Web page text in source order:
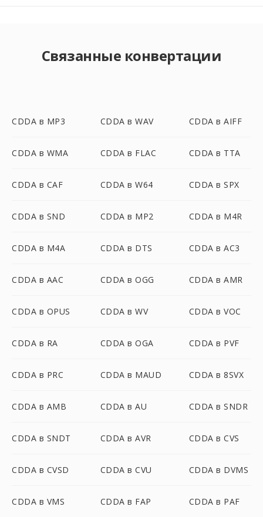
Связанные конвертации
CDDA в MP3 CDDA в WAV CDDA в AIFF
CDDA в WMA CDDA в FLAC CDDA в TTA
CDDA в CAF CDDA в W64 CDDA в SPX
CDDA в SND CDDA в MP2 CDDA в M4R
CDDA в M4A CDDA в DTS CDDA в AC3
CDDA в AAC CDDA в OGG CDDA в AMR
CDDA в OPUS CDDA в WV CDDA в VOC
CDDA в RA CDDA в OGA CDDA в PVF
CDDA в PRC CDDA в MAUD CDDA в 8SVX
CDDA в AMB CDDA в AU CDDA в SNDR
CDDA в SNDT CDDA в AVR CDDA в CVS
CDDA в CVSD CDDA в CVU CDDA в DVMS
CDDA в VMS CDDA в FAP CDDA в PAF